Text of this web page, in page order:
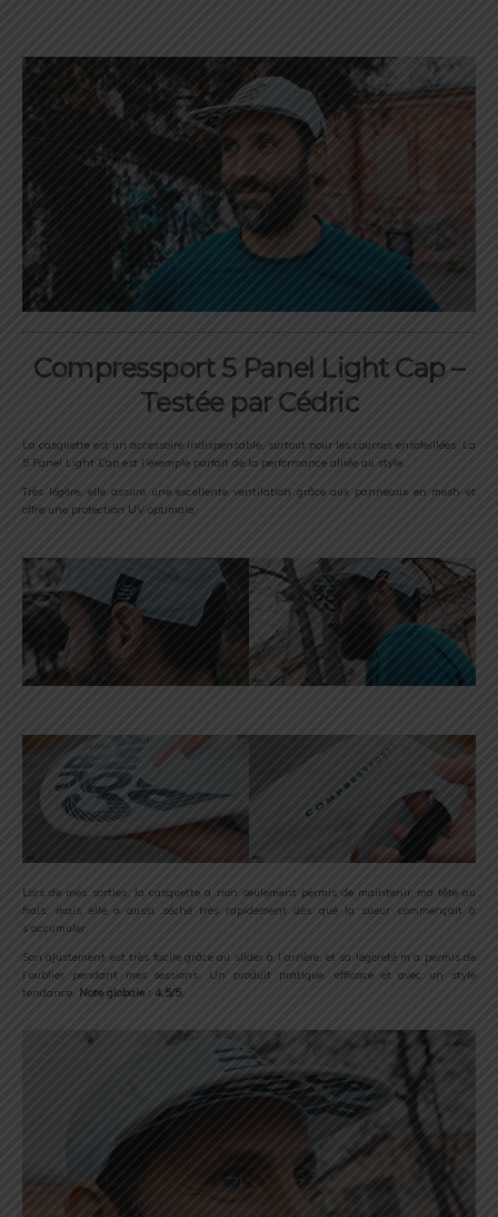
Compressport 5 Panel Light Cap –
Testée par Cédric
La casquette est un accessoire indispensable, surtout pour les courses ensoleillées. La
5 Panel Light Cap est l’exemple parfait de la performance alliée au style.
Très légère, elle assure une excellente ventilation grâce aux panneaux en mesh et
offre une protection UV optimale.
Lors de mes sorties, la casquette a non seulement permis de maintenir ma tête au
frais, mais elle a aussi séché très rapidement dès que la sueur commençait à
s’accumuler.
Son ajustement est très facile grâce au slider à l’arrière, et sa légèreté m’a permis de
l’oublier pendant mes sessions. Un produit pratique, efficace et avec un style
tendance. Note globale : 4,5/5.